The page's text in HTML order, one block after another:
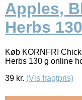
Apples,
Herbs
Køb KORNFRI
Herbs 130 g online
39 kr. (Vis fragtpris)